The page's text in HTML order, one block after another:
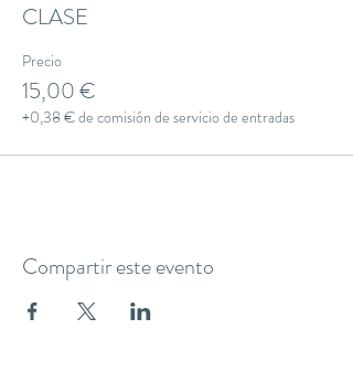
CLASE
Precio
15,00 €
+0,38 € de comisión de servicio de entradas
Compartir este evento